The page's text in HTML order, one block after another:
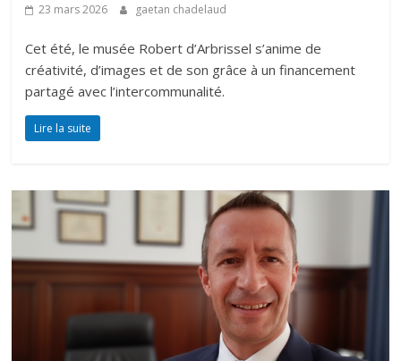
23 mars 2026 gaetan chadelaud
Cet été, le musée Robert d’Arbrissel s’anime de
créativité, d’images et de son grâce à un financement
partagé avec l’intercommunalité.
Lire la suite